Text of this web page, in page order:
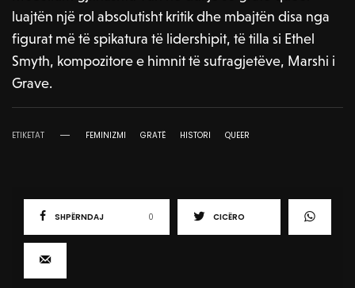
luajtën një rol absolutisht kritik dhe mbajtën disa nga
figurat më të spikatura të lidershipit, të tilla si Ethel
Smyth, kompozitore e himnit të sufragjetëve, Marshi i
Grave.
ETIKETAT FEMINIZMI GRATË HISTORI QUEER
SHPËRNDAJ 0 CICËRO